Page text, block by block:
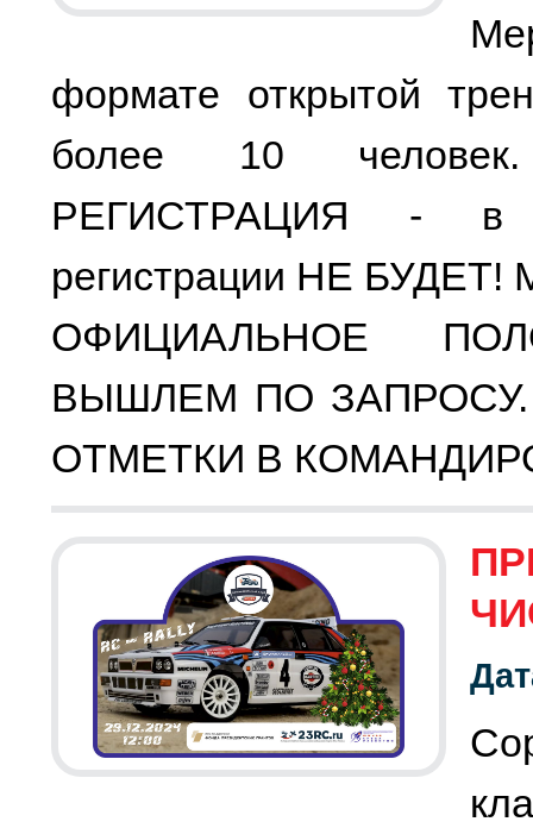
формате открытой
более 10
РЕГИСТРАЦИЯ - в
регистрации НЕ БУДЕТ!
ОФИЦИАЛЬНОЕ
ВЫШЛЕМ ПО
ОТМЕТКИ В